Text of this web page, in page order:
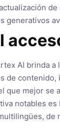
generativos
AI brinda
de
que mejor se
notables